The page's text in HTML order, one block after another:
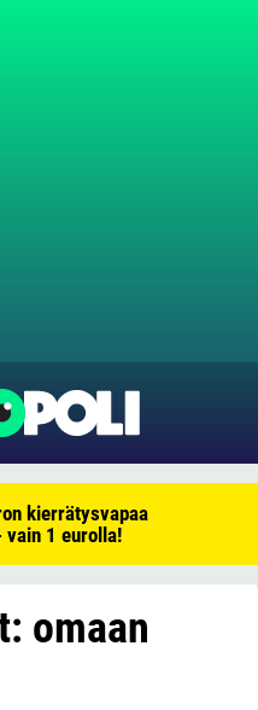
kierrätysvapaa
vain 1 eurolla!
omaan